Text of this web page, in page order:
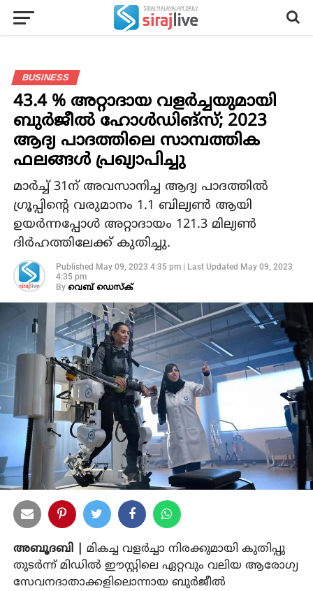
BUSINESS
43.4 % അറ്റാദായ വളര്‍ച്ചയുമായി
ബുര്‍ജീല്‍ ഹോള്‍ഡിങ്സ്; 2023
ആദ്യ പാദത്തിലെ സാമ്പത്തിക
ഫലങ്ങള്‍ പ്രഖ്യാപിച്ചു
മാര്‍ച്ച് 31ന് അവസാനിച്ച ആദ്യ പാദത്തില്‍
ഗ്രൂപ്പിന്റെ വരുമാനം 1.1 ബില്യണ്‍ ആയി
ഉയര്‍ന്നപ്പോള്‍ അറ്റാദായം 121.3 മില്യണ്‍
ദിര്‍ഹത്തിലേക്ക് കുതിച്ചു.
Published May 09, 2023 4:35 pm| Last Updated May 09, 2023
4:35 pm
By വെബ് ഡെസ്‌ക്
അബൂദബി |
മികച്ച വളര്‍ച്ചാ നിരക്കുമായി കുതിപ്പു
തുടര്‍ന്ന് മിഡില്‍ ഈസ്റ്റിലെ ഏറ്റവും വലിയ ആരോഗ്യ
സേവനദാതാക്കളിലൊന്നായ ബുര്‍ജീല്‍